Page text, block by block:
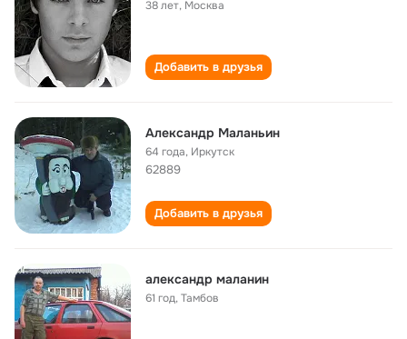
38 лет, Москва
Добавить в друзья
Александр Маланьин
64 года, Иркутск
62889
Добавить в друзья
александр маланин
61 год,Тамбов